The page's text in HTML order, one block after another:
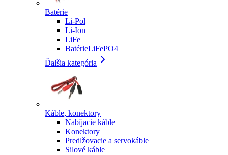
Batérie
Li-Pol
Li-Ion
LiFe
BatérieLiFePO4
Ďalšia kategória
Káble, konektory
Nabíjacie káble
Konektory
Predlžovacie a servokáble
Silové káble